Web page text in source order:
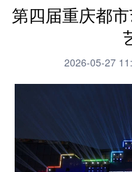
第四届重庆都
2026-05-27